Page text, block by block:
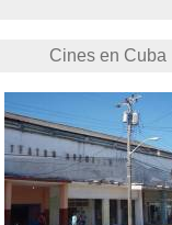
Cines en Cuba